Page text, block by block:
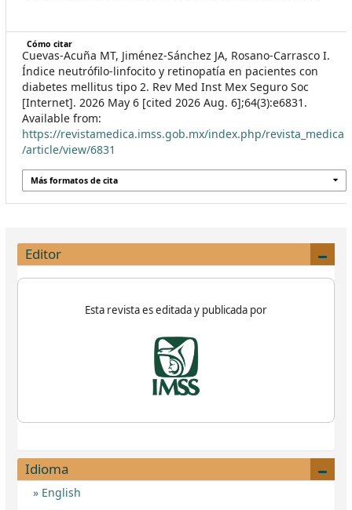
Cómo citar
Cuevas-Acuña MT, Jiménez-Sánchez JA, Rosano-Carrasco I.
Índice neutrófilo-linfocito y retinopatía en pacientes con
diabetes mellitus tipo 2. Rev Med Inst Mex Seguro Soc
[Internet]. 2026 May 6 [cited 2026 Aug. 6];64(3):e6831.
Available from:
https://revistamedica.imss.gob.mx/index.php/revista_medica
/article/view/6831
Más formatos de cita
Editor
Esta revista es editada y publicada por
Idioma
English